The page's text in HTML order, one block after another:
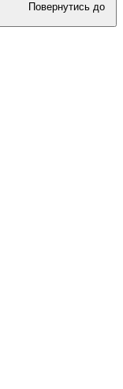
Повернутись до